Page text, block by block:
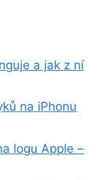
a jak z ní
na iPhonu
logu Apple –